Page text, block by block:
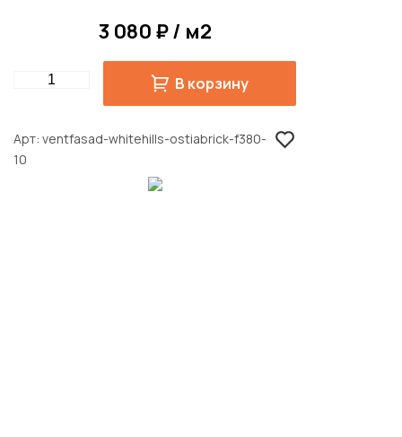
3 080 ₽ / м2
Quantity В корзину
Арт ventfasad-whitehills-ostiabrick-f380-
10